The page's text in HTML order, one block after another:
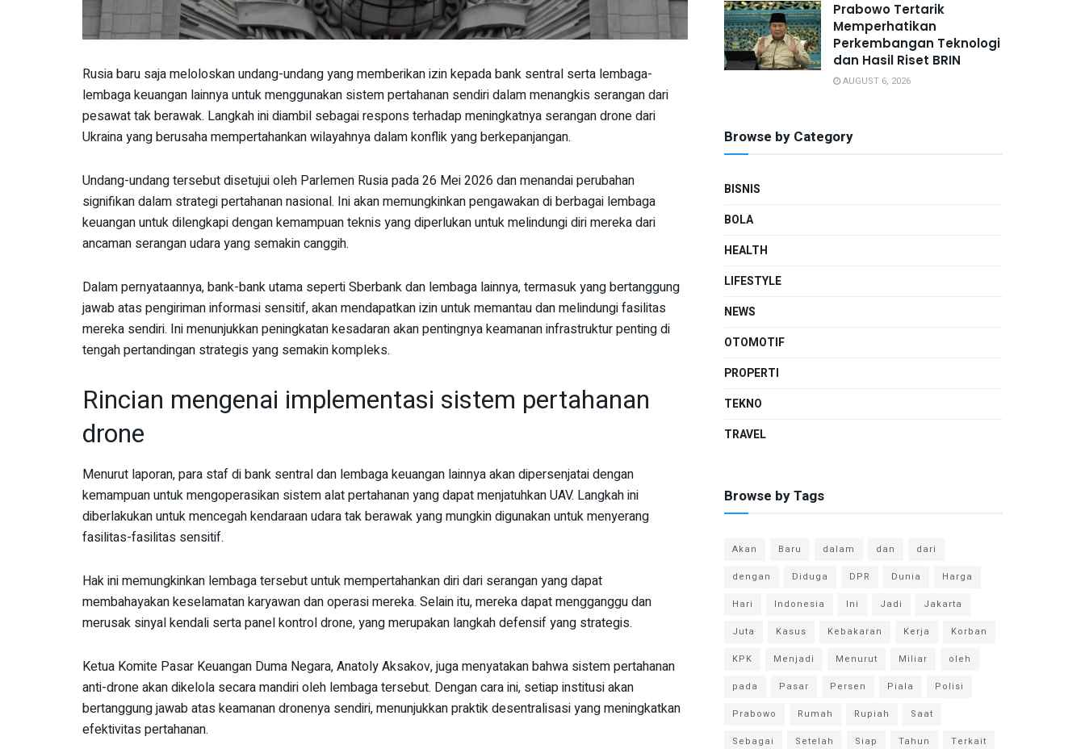
Rusia baru saja meloloskan undang-undang yang memberikan izin kepada bank sentral serta lembaga-
lembaga keuangan lainnya untuk menggunakan sistem pertahanan sendiri dalam menangkis serangan dari
pesawat tak berawak. Langkah ini diambil sebagai respons terhadap meningkatnya serangan drone dari
Ukraina yang berusaha mempertahankan wilayahnya dalam konflik yang berkepanjangan.
Undang-undang tersebut disetujui oleh Parlemen Rusia pada 26 Mei 2026 dan menandai perubahan
signifikan dalam strategi pertahanan nasional. Ini akan memungkinkan pengawakan di berbagai lembaga
keuangan untuk dilengkapi dengan kemampuan teknis yang diperlukan untuk melindungi diri mereka dari
ancaman serangan udara yang semakin canggih.
Dalam pernyataannya, bank-bank utama seperti Sberbank dan lembaga lainnya, termasuk yang bertanggung
jawab atas pengiriman informasi sensitif, akan mendapatkan izin untuk memantau dan melindungi fasilitas
mereka sendiri. Ini menunjukkan peningkatan kesadaran akan pentingnya keamanan infrastruktur penting di
tengah pertandingan strategis yang semakin kompleks.
Rincian mengenai implementasi sistem pertahanan
drone
Menurut laporan, para staf di bank sentral dan lembaga keuangan lainnya akan dipersenjatai dengan
kemampuan untuk mengoperasikan sistem alat pertahanan yang dapat menjatuhkan UAV. Langkah ini
diberlakukan untuk mencegah kendaraan udara tak berawak yang mungkin digunakan untuk menyerang
fasilitas-fasilitas sensitif.
Hak ini memungkinkan lembaga tersebut untuk mempertahankan diri dari serangan yang dapat
membahayakan keselamatan karyawan dan operasi mereka. Selain itu, mereka dapat mengganggu dan
merusak sinyal kendali serta panel kontrol drone, yang merupakan langkah defensif yang strategis.
Ketua Komite Pasar Keuangan Duma Negara, Anatoly Aksakov, juga menyatakan bahwa sistem pertahanan
anti-drone akan dikelola secara mandiri oleh lembaga tersebut. Dengan cara ini, setiap institusi akan
bertanggung jawab atas keamanan dronenya sendiri, menunjukkan praktik desentralisasi yang meningkatkan
efektivitas pertahanan.
Prabowo Tertarik
Memperhatikan
Perkembangan Teknologi
dan Hasil Riset BRIN
AUGUST 6, 2026
Browse by Category
BISNIS
BOLA
HEALTH
LIFESTYLE
NEWS
OTOMOTIF
PROPERTI
TEKNO
TRAVEL
Browse by Tags
Akan Baru dalam dan
dari
dengan
Diduga DPR Dunia
Harga
Hari
Indonesia Ini Jadi
Jakarta
Juta
Kasus Kebakaran Kerja
Korban
KPK
Menjadi Menurut Miliar
oleh
pada
Pasar Persen Piala
Polisi
Prabowo
Rumah Rupiah
Saat
Sebagai
Setelah Siap Tahun
Terkait